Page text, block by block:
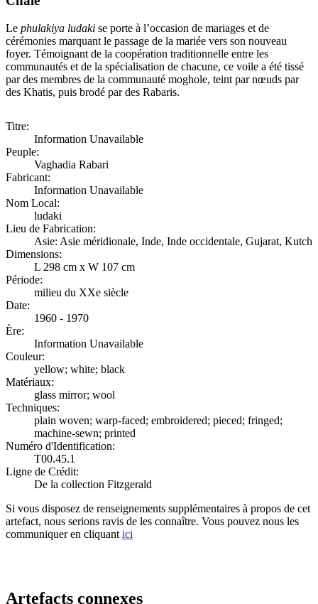
Le phulakiya ludaki se porte à l’occasion de mariages et de
cérémonies marquant le passage de la mariée vers son nouveau
foyer. Témoignant de la coopération traditionnelle entre les
communautés et de la spécialisation de chacune, ce voile a été tissé
par des membres de la communauté moghole, teint par nœuds par
des Khatis, puis brodé par des Rabaris.
Titre:
Information Unavailable
Peuple:
Vaghadia Rabari
Fabricant:
Information Unavailable
Nom Local:
ludaki
Lieu de Fabrication:
Asie: Asie méridionale, Inde, Inde occidentale, Gujarat, Kutch
Dimensions:
L 298 cm x W 107 cm
Période:
milieu du XXe siècle
Date:
1960 - 1970
Ère:
Information Unavailable
Couleur:
yellow; white; black
Matériaux:
glass mirror; wool
Techniques:
plain woven; warp-faced; embroidered; pieced; fringed;
machine-sewn; printed
Numéro d'Identification:
T00.45.1
Ligne de Crédit:
De la collection Fitzgerald
Si vous disposez de renseignements supplémentaires à propos de cet
artefact, nous serions ravis de les connaître. Vous pouvez nous les
communiquer en cliquant ici
Artefacts connexes